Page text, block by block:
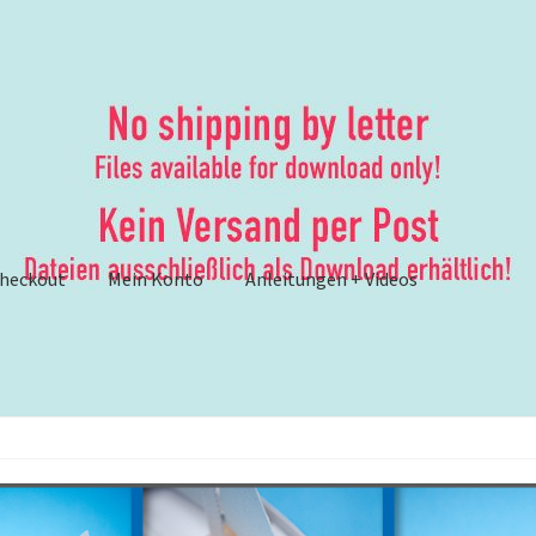
Mein Konto Anleitungen + Videos
– Brother ScanNCut: Lösungsvorschläge